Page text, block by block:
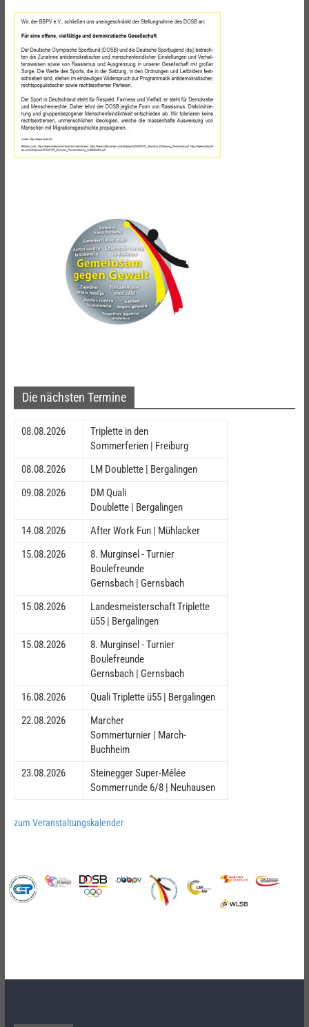
Die nächsten Termine
08.08.2026
Triplette in den
Sommerferien | Freiburg
08.08.2026
LM Doublette | Bergalingen
09.08.2026
DM Quali
Doublette | Bergalingen
14.08.2026
After Work Fun | Mühlacker
15.08.2026
8. Murginsel - Turnier
Boulefreunde
Gernsbach | Gernsbach
15.08.2026
Landesmeisterschaft Triplette
ü55 | Bergalingen
15.08.2026
8. Murginsel - Turnier
Boulefreunde
Gernsbach | Gernsbach
16.08.2026
Quali Triplette ü55 | Bergalingen
22.08.2026
Marcher
Sommerturnier | March-
Buchheim
23.08.2026
Steinegger Super-Mêlée
Sommerrunde 6/8 | Neuhausen
zum Veranstaltungskalender